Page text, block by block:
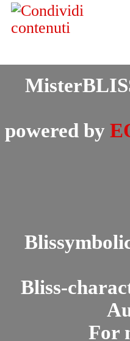
powered by
Bliss-
For